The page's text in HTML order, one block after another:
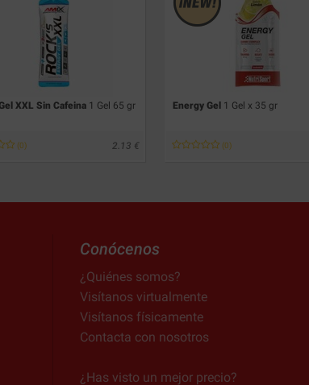
XXL Sin Cafeina 1 Gel 65 gr
(0) 2.13
Energy Gel 1 Gel x 35 gr
(0)
Conócenos
¿Quiénes somos?
Visítanos virtualmente
Visítanos físicamente
Contacta con nosotros
¿Has visto un mejor precio?